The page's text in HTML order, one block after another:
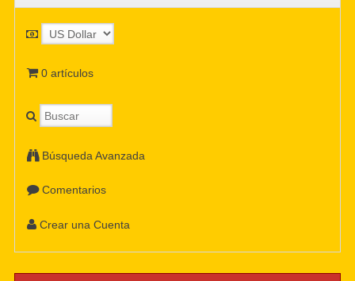
0 artículos
Búsqueda Avanzada
Comentarios
Crear una Cuenta